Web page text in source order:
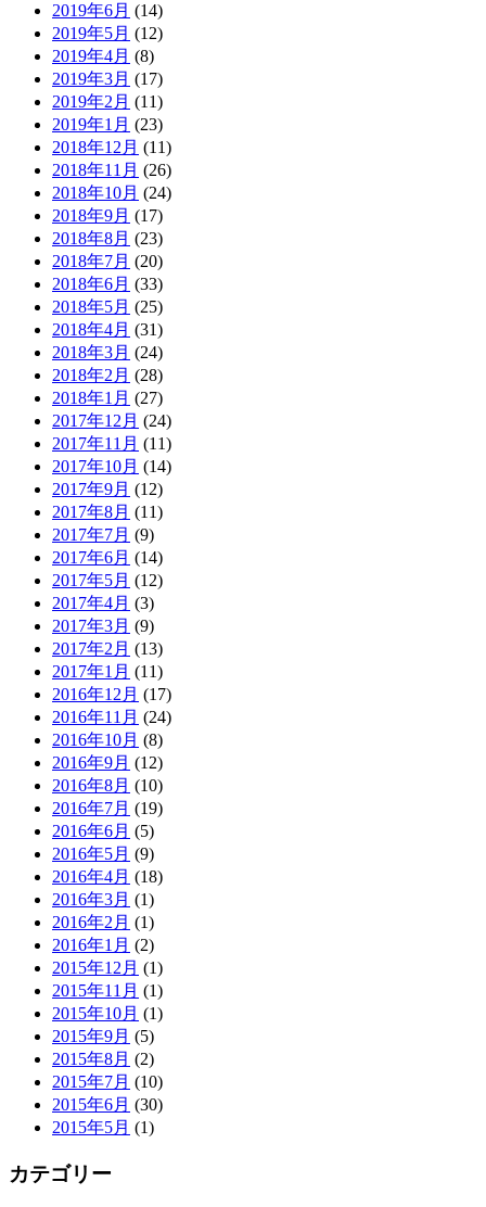
2019年6月 (14)
2019年5月 (12)
2019年4月 (8)
2019年3月 (17)
2019年2月 (11)
2019年1月 (23)
2018年12月 (11)
2018年11月 (26)
2018年10月 (24)
2018年9月 (17)
2018年8月 (23)
2018年7月 (20)
2018年6月 (33)
2018年5月 (25)
2018年4月 (31)
2018年3月 (24)
2018年2月 (28)
2018年1月 (27)
2017年12月 (24)
2017年11月 (11)
2017年10月 (14)
2017年9月 (12)
2017年8月 (11)
2017年7月 (9)
2017年6月 (14)
2017年5月 (12)
2017年4月 (3)
2017年3月 (9)
2017年2月 (13)
2017年1月 (11)
2016年12月 (17)
2016年11月 (24)
2016年10月 (8)
2016年9月 (12)
2016年8月 (10)
2016年7月 (19)
2016年6月 (5)
2016年5月 (9)
2016年4月 (18)
2016年3月 (1)
2016年2月 (1)
2016年1月 (2)
2015年12月 (1)
2015年11月 (1)
2015年10月 (1)
2015年9月 (5)
2015年8月 (2)
2015年7月 (10)
2015年6月 (30)
2015年5月 (1)
カテゴリー